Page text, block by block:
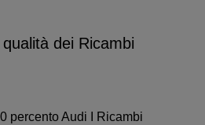
dei Ricambi
percento Audi I Ricambi